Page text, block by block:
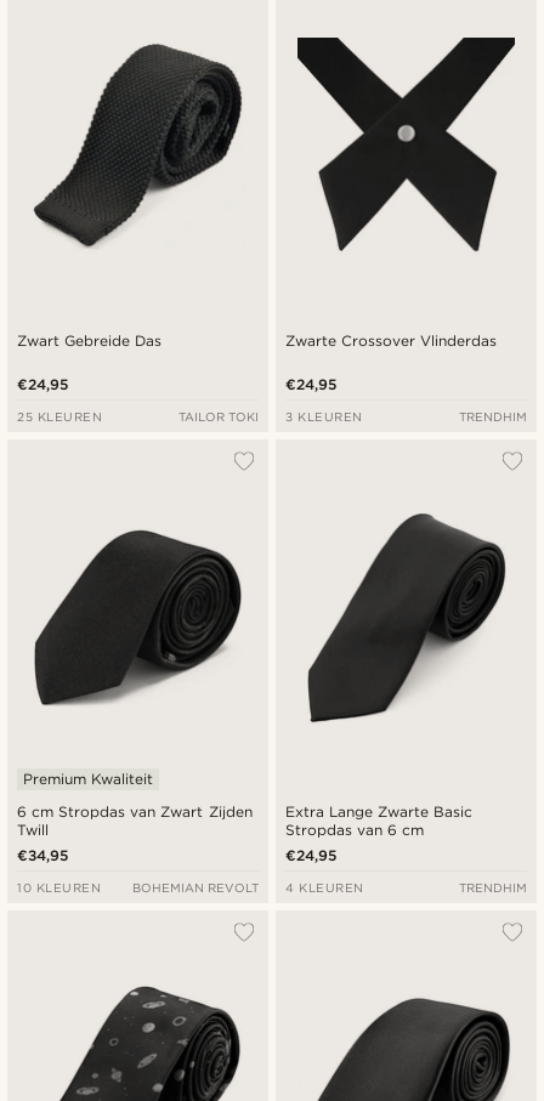
Zwart Gebreide Das
€24,95
25 KLEUREN TAILOR TOKI
Zwarte Crossover Vlinderdas
€24,95
3 KLEUREN TRENDHIM
6 cm Stropdas van Zwart Zijden
Twill
Premium Kwaliteit
€34,95
10 KLEUREN BOHEMIAN REVOLT
Extra Lange Zwarte Basic
Stropdas van 6 cm
€24,95
4 KLEUREN TRENDHIM